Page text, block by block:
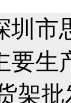
圳市
要生
架批